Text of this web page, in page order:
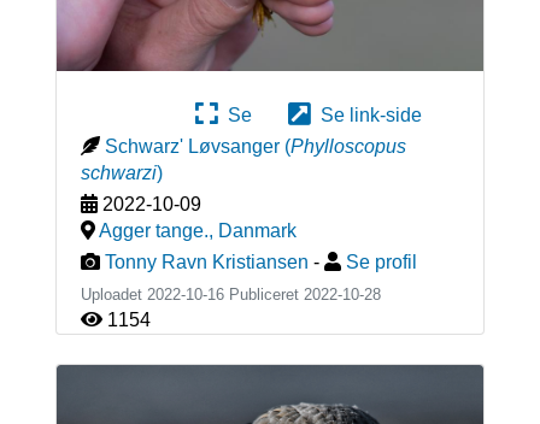
Se
Se link-side
Schwarz' Løvsanger (Phylloscopus
schwarzi)
2022-10-09
Agger tange., Danmark
Tonny Ravn Kristiansen - Se profil
Uploadet 2022-10-16 Publiceret 2022-10-28
1154